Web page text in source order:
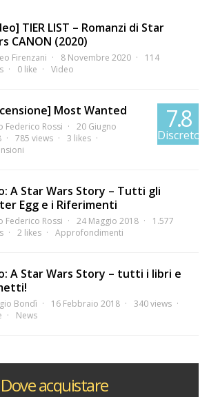
TIER LIST – Romanzi di Star
CANON (2020)
Firenzani 8 Novembre 2020
114
0 like Video
Most Wanted
Federico Rossi
20 Giugno
785 views
3 likes
7.8
Discreto
A Star Wars Story – Tutti gli
Egg e i Riferimenti
Federico Rossi 24 Maggio 2018
1.577
2 likes Approfondimenti
A Star Wars Story – tutti i libri e
Bondì 16 Febbraio 2018
340 views
News
Dove acquistare